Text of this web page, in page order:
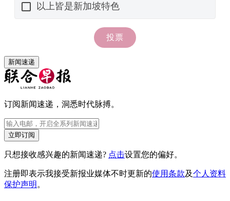
新闻速递
订阅新闻速递，洞悉时代脉搏。
立即订阅
只想接收感兴趣的新闻速递? 点击设置您的偏好。
注册即表示我接受新报业媒体不时更新的使用条款及个人资料
保护声明 。